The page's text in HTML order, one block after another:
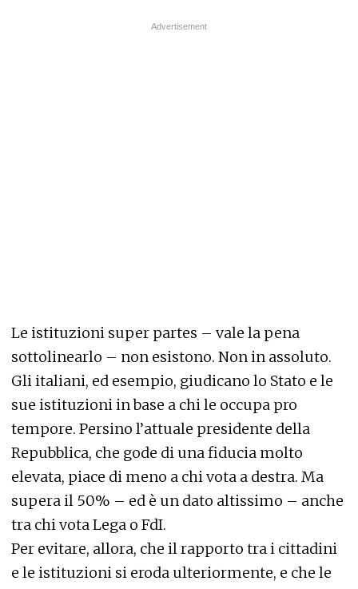
Le istituzioni super partes – vale la pena
sottolinearlo – non esistono. Non in assoluto.
Gli italiani, ed esempio, giudicano lo Stato e le
sue istituzioni in base a chi le occupa pro
tempore. Persino l’attuale presidente della
Repubblica, che gode di una fiducia molto
elevata, piace di meno a chi vota a destra. Ma
supera il 50% – ed è un dato altissimo – anche
tra chi vota Lega o FdI.
Per evitare, allora, che il rapporto tra i cittadini
e le istituzioni si eroda ulteriormente, e che le